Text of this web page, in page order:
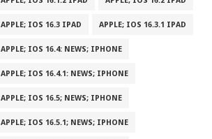
APPLE; IOS 16.3 IPAD APPLE; IOS 16.3.1 IPAD
APPLE; IOS 16.4: NEWS; IPHONE
APPLE; IOS 16.4.1: NEWS; IPHONE
APPLE; IOS 16.5; NEWS; IPHONE
APPLE; IOS 16.5.1; NEWS; IPHONE